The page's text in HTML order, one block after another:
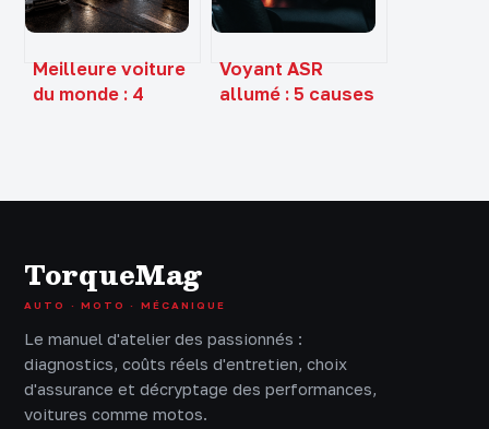
Meilleure voiture
du monde : 4
Voyant ASR
allumé : 5 causes
TorqueMag
AUTO · MOTO · MÉCANIQUE
Le manuel d'atelier des passionnés :
diagnostics, coûts réels d'entretien, choix
d'assurance et décryptage des performances,
voitures comme motos.